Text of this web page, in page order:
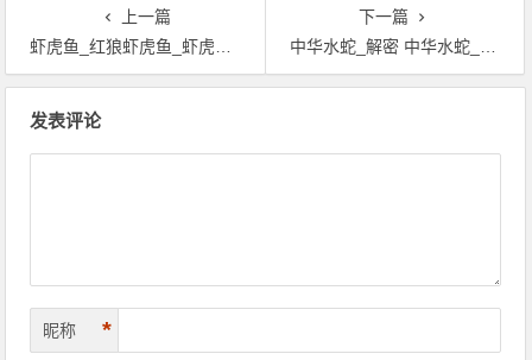
上一篇
虾虎鱼_红狼虾虎鱼_虾虎鱼怎么养_淡水虾虎鱼
下一篇
中华水蛇_解密 中华水蛇_中华水蛇视频
发表评论
昵称 *